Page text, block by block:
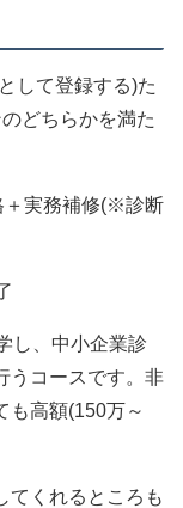
して登録する)た
どちらかを満た
＋実務補修(※診断
し、中小企業診
うコースです。非
も高額(150万～
てくれるところも